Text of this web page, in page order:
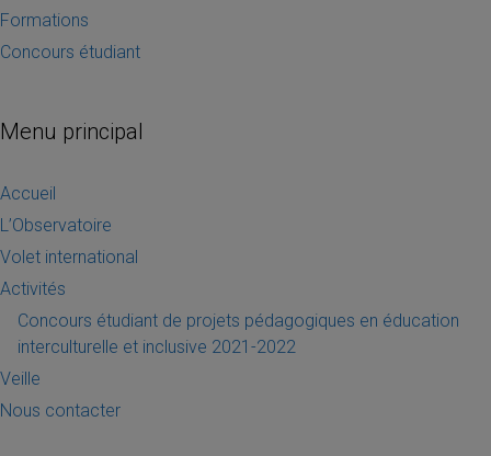
Formations
Concours étudiant
Menu principal
Accueil
L’Observatoire
Volet international
Activités
Concours étudiant de projets pédagogiques en éducation
interculturelle et inclusive 2021-2022
Veille
Nous contacter